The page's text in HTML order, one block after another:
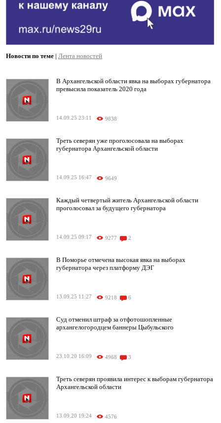
Новости по теме | Лента новостей
В Архангельской области явка на выборах губернатора
превысила показатель 2020 года
14.09.25 23:11 9838
Треть северян уже проголосовала на выборах
губернатора Архангельской области
14.09.25 16:47 9649
Каждый четвертый житель Архангельской области
проголосовал за будущего губернатора
14.09.25 09:17 9277 2
В Поморье отмечена высокая явка на выборах
губернатора через платформу ДЭГ
13.09.25 11:27 9218 6
Суд отменил штраф за отфотошопленные
архангелогородцем баннеры Цыбульского
23.10.20 16:09 4968 3
Треть северян проявила интерес к выборам губернатора
Архангельской области
13.09.20 19:24 4576